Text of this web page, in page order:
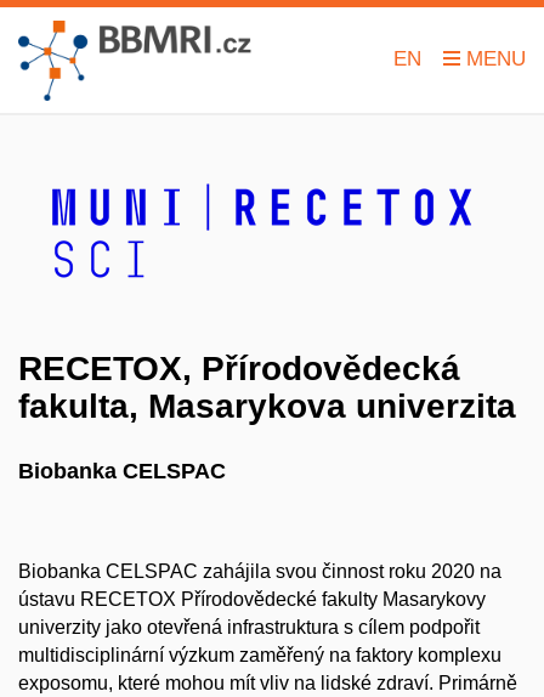
EN
RECETOX, Přírodovědecká
fakulta, Masarykova univerzita
Biobanka CELSPAC
Biobanka CELSPAC zahájila svou činnost roku 2020 na
ústavu RECETOX Přírodovědecké fakulty Masarykovy
univerzity jako otevřená infrastruktura s cílem podpořit
multidisciplinární výzkum zaměřený na faktory komplexu
exposomu, které mohou mít vliv na lidské zdraví. Primárně